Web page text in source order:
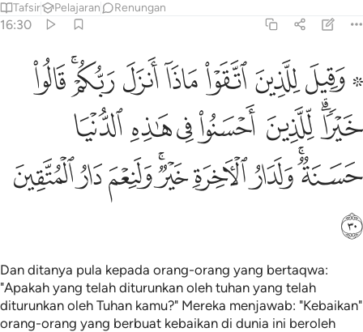
Tafsir Pelajaran Renungan
16:30
۞ وقيل للذين اتقوا ماذا انزل ربكم قالوا خيرا للذين احسنوا في هاذه
۞ وَقِيلَ لِلَّذِينَ ٱتَّقَوْا۟ مَاذَآ أَنزَلَ رَبُّكُمْ ۚ قَالُوا۟
ﱹ ﱺﱻﱼﱽﱾﱿﲀﲁ
ﲂﲃﲄ ﲅﲆﲇﲈ
ﲉﲊﲋﲌﲍﲎﲏﲐﲑ
ﲒ
Dan ditanya pula kepada orang-orang yang bertaqwa:
"Apakah yang telah diturunkan oleh tuhan yang telah
diturunkan oleh Tuhan kamu?" Mereka menjawab: "Kebaikan"
orang-orang yang berbuat kebaikan di dunia ini beroleh